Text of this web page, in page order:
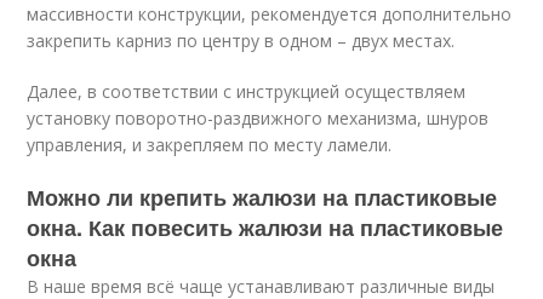
массивности конструкции, рекомендуется дополнительно
закрепить карниз по центру в одном – двух местах.
Далее, в соответствии с инструкцией осуществляем
установку поворотно-раздвижного механизма, шнуров
управления, и закрепляем по месту ламели.
Можно ли крепить жалюзи на пластиковые
окна. Как повесить жалюзи на пластиковые
окна
В наше время всё чаще устанавливают различные виды